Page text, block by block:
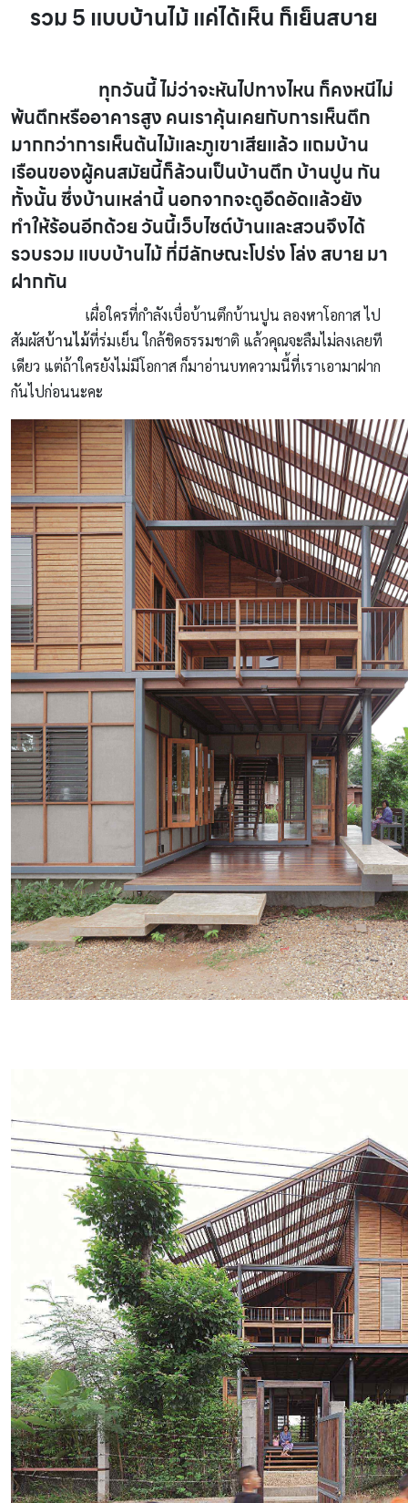
รวม 5 แบบบ้านไม้ แค่ได้เห็น ก็เย็นสบาย
ทุกวันนี้ ไม่ว่าจะหันไปทางไหน ก็คงหนีไม่
พ้นตึกหรืออาคารสูง คนเราคุ้นเคยกับการเห็นตึก
มากกว่าการเห็นต้นไม้และภูเขาเสียแล้ว แถมบ้าน
เรือนของผู้คนสมัยนี้ก็ล้วนเป็นบ้านตึก บ้านปูน กัน
ทั้งนั้น ซึ่งบ้านเหล่านี้ นอกจากจะดูอึดอัดแล้วยัง
ทำให้ร้อนอีกด้วย วันนี้เว็บไซต์บ้านและสวนจึงได้
รวบรวม แบบบ้านไม้ ที่มีลักษณะโปร่ง โล่ง สบาย มา
ฝากกัน
เผื่อใครที่กำลังเบื่อบ้านตึกบ้านปูน ลองหาโอกาส ไป
สัมผัสบ้านไม้ที่ร่มเย็น ใกล้ชิดธรรมชาติ แล้วคุณจะลืมไม่ลงเลยที
เดียว แต่ถ้าใครยังไม่มีโอกาส ก็มาอ่านบทความนี้ที่เราเอามาฝาก
กันไปก่อนนะคะ